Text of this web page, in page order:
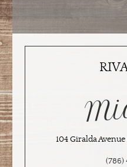
104 Giralda Avenue
(786)